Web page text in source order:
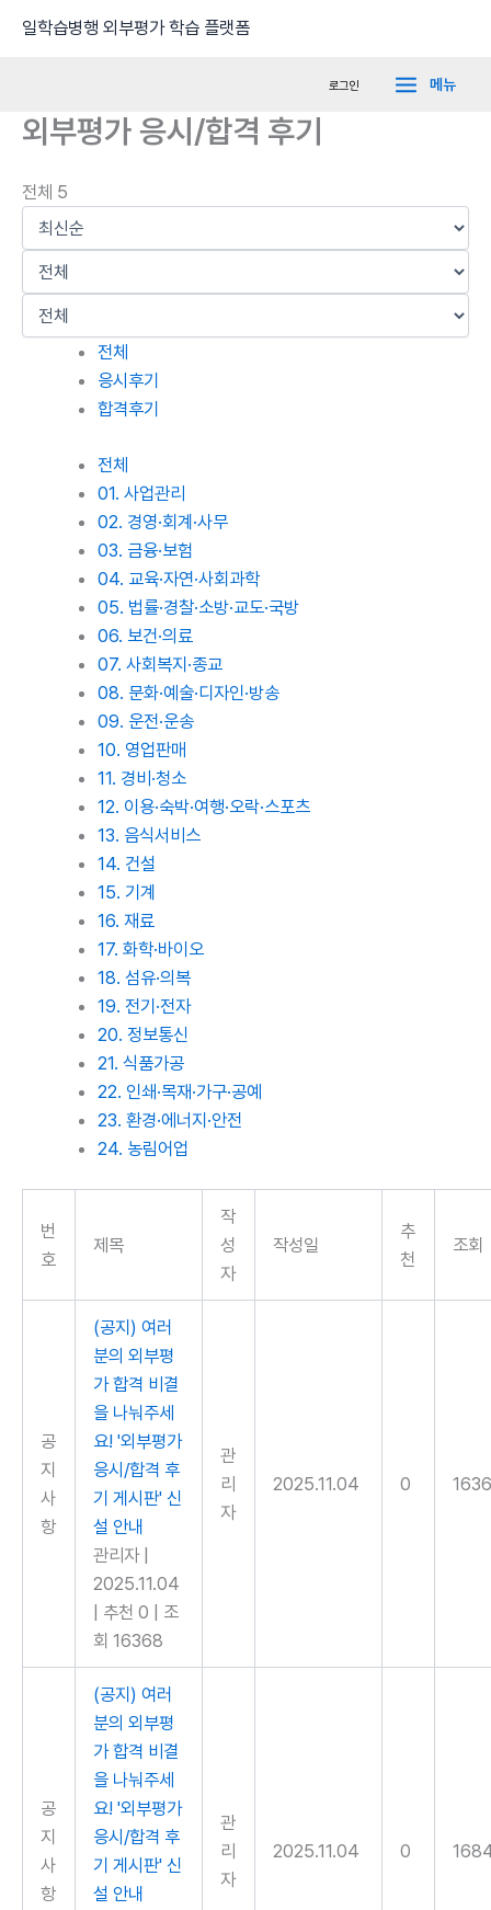
일학습병행 외부평가 학습 플랫폼
로그인
Menu
메뉴
외부평가 응시/합격 후기
전체 5
전체
응시후기
합격후기
전체
01. 사업관리
02. 경영·회계·사무
03. 금융·보험
04. 교육·자연·사회과학
05. 법률·경찰·소방·교도·국방
06. 보건·의료
07. 사회복지·종교
08. 문화·예술·디자인·방송
09. 운전·운송
10. 영업판매
11. 경비·청소
12. 이용·숙박·여행·오락·스포츠
13. 음식서비스
14. 건설
15. 기계
16. 재료
17. 화학·바이오
18. 섬유·의복
19. 전기·전자
20. 정보통신
21. 식품가공
22. 인쇄·목재·가구·공예
23. 환경·에너지·안전
24. 농림어업
번
호
제목
작
성
자
작성일
추
천
조회
공
지
사
항
(공지) 여러
분의 외부평
가 합격 비결
을 나눠주세
요! '외부평가
응시/합격 후
기 게시판' 신
설 안내
관리자
2025.11.04
추천 0
조
회 16368
관
리
자
2025.11.04 0
공
지
사
항
(공지) 여러
분의 외부평
가 합격 비결
을 나눠주세
요! '외부평가
응시/합격 후
기 게시판' 신
설 안내
관
리
자
2025.11.04 0